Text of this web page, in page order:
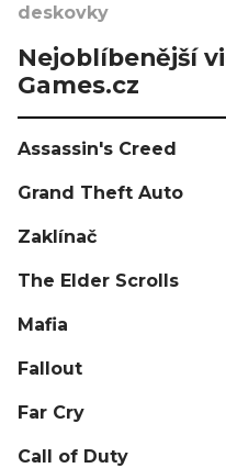
deskovky
Nejoblíbenější
Games.cz
Assassin's Creed
Grand Theft Auto
Zaklínač
The Elder Scrolls
Mafia
Fallout
Far Cry
Call of Duty